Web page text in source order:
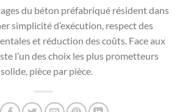
du béton préfabriqué résident dans
simplicité d’exécution, respect des
et réduction des coûts. Face aux
l’un des choix les plus prometteurs
pièce par pièce.